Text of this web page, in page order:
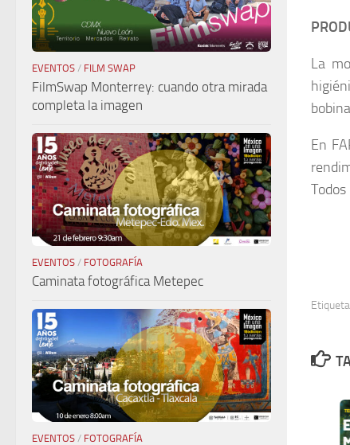
La
En
EVENTOS / FILM SWAP
FilmSwap Monterrey: cuando otra mirada
completa la imagen
EVENTOS / FOTOGRAFÍA
Caminata fotográfica Metepec
EVENTOS / FOTOGRAFÍA